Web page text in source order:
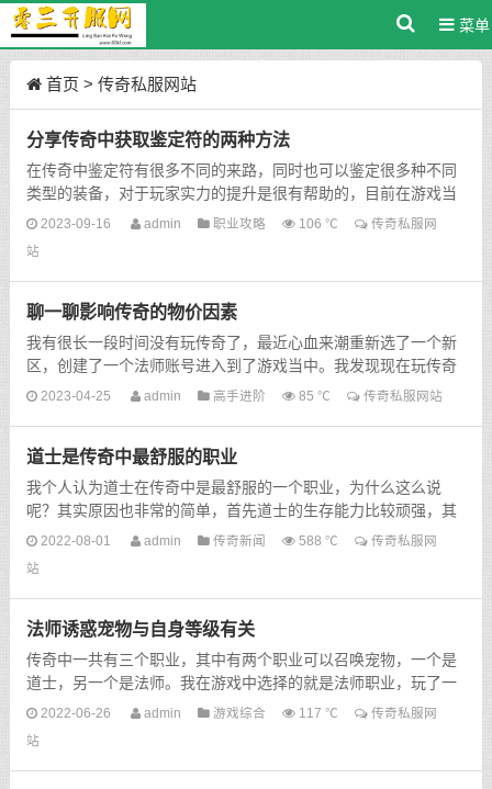
菜单
首页 > 传奇私服网站
分享传奇中获取鉴定符的两种方法
在传奇中鉴定符有很多不同的来路，同时也可以鉴定很多种不同
类型的装备，对于玩家实力的提升是很有帮助的，目前在游戏当
中获取鉴定符的方法有很多，比如说我们可以通过打怪，当...
2023-09-16 admin 职业攻略 106 ℃
传奇私服网
站
聊一聊影响传奇的物价因素
我有很长一段时间没有玩传奇了，最近心血来潮重新选了一个新
区，创建了一个法师账号进入到了游戏当中。我发现现在玩传奇
的玩家比起当年来说少了很多，不过相比起其他的网络游戏...
2023-04-25 admin 高手进阶 85 ℃ 传奇私服网站
道士是传奇中最舒服的职业
我个人认为道士在传奇中是最舒服的一个职业，为什么这么说
呢？其实原因也非常的简单，首先道士的生存能力比较顽强，其
次道士在游戏当中的消耗也是最低的，所以对于新手玩家来说，
2022-08-01 admin 传奇新闻 588 ℃
传奇私服网
站
法师诱惑宠物与自身等级有关
传奇中一共有三个职业，其中有两个职业可以召唤宠物，一个是
道士，另一个是法师。我在游戏中选择的就是法师职业，玩了一
段时间的传奇以后，我才知道，法师诱惑宝宝和自身的等级是
2022-06-26 admin 游戏综合 117 ℃
传奇私服网
站